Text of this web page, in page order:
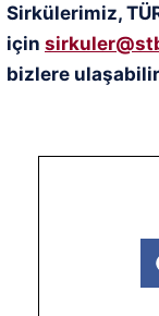
Sirkülerimiz,
için
bizlere